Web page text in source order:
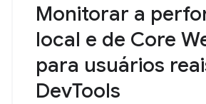
Monitorar a
local e de Core
para usuários
DevTools